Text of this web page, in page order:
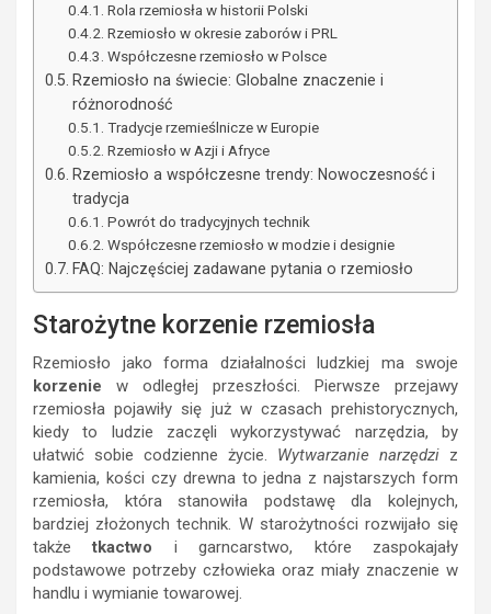
Rola rzemiosła w historii Polski
Rzemiosło w okresie zaborów i PRL
Współczesne rzemiosło w Polsce
Rzemiosło na świecie: Globalne znaczenie i
różnorodność
Tradycje rzemieślnicze w Europie
Rzemiosło w Azji i Afryce
Rzemiosło a współczesne trendy: Nowoczesność i
tradycja
Powrót do tradycyjnych technik
Współczesne rzemiosło w modzie i designie
FAQ: Najczęściej zadawane pytania o rzemiosło
Starożytne korzenie rzemiosła
Rzemiosło jako forma działalności ludzkiej ma swoje
korzenie w odległej przeszłości. Pierwsze przejawy
rzemiosła pojawiły się już w czasach prehistorycznych,
kiedy to ludzie zaczęli wykorzystywać narzędzia, by
ułatwić sobie codzienne życie. Wytwarzanie narzędzi z
kamienia, kości czy drewna to jedna z najstarszych form
rzemiosła, która stanowiła podstawę dla kolejnych,
bardziej złożonych technik. W starożytności rozwijało się
takżetkactwo i garncarstwo, które zaspokajały
podstawowe potrzeby człowieka oraz miały znaczenie w
handlu i wymianie towarowej.